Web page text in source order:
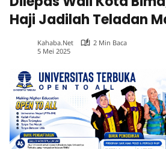
Haji Jadilah Teladan
Kahaba.net
2 Min Baca
5 Mei 2025